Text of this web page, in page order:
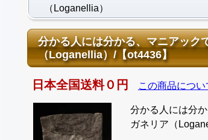
（Loganellia）
分かる人には分かる、マニアック
（Loganellia）/【ot4436】
日本全国送料０円 この商品につ
分かる人には分
ガネリア（